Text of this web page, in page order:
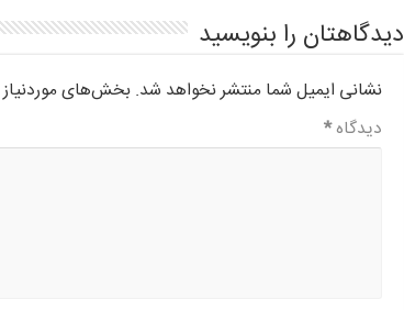
دیدگاهتان را بنویسید
نشانی ایمیل شما منتشر نخواهد شد. بخش‌های
دیدگاه*